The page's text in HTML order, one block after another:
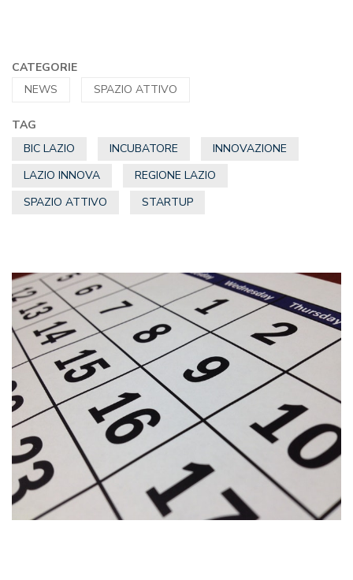
CATEGORIE
NEWS
SPAZIO ATTIVO
TAG
BIC LAZIO
INCUBATORE
INNOVAZIONE
LAZIO INNOVA
REGIONE LAZIO
SPAZIO ATTIVO
STARTUP